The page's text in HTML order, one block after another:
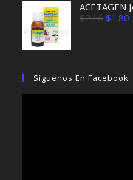
ACETAGEN
$2.16El
$1.80
Síguenos En Facebook